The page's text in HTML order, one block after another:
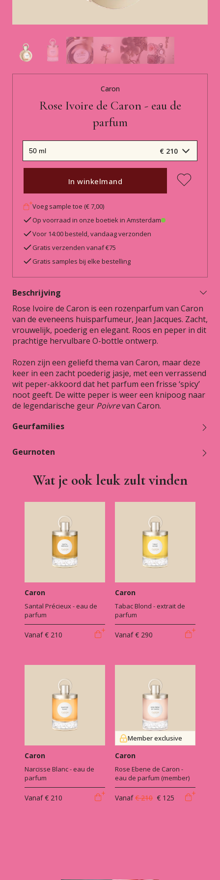
Caron
Rose Ivoire de Caron - eau de
parfum
€ 210
In winkelmand
Voeg sample toe (€ 7,00)
Op voorraad in onze boetiek in Amsterdam
Voor 14:00 besteld, vandaag verzonden
Gratis verzenden vanaf €75
Gratis samples bij elke bestelling
Beschrijving
Rose Ivoire de Caron is een rozenparfum van Caron
van de eveneens huisparfumeur, Jean Jacques. Zacht,
vrouwelijk, poederig en elegant. Roos en peper in dit
prachtige hervulbare O-bottle ontwerp.
Rozen zijn een geliefd thema van Caron, maar deze
keer in een zacht poederig jasje, met een verrassend
wit peper-akkoord dat het parfum een frisse ‘spicy’
noot geeft. De witte peper is weer een knipoog naar
de legendarische geur Poivrevan Caron.
Geurfamilies
Geurnoten
Wat je ook leuk zult vinden
Caron
Santal Précieux - eau de
parfum
Vanaf € 210
Caron
Tabac Blond - extrait de
parfum
Vanaf € 290
Caron
Narcisse Blanc - eau de
parfum
Vanaf € 210
Member exclusive
Caron
Rose Ebene de Caron -
eau de parfum (member)
Vanaf € 210 € 125